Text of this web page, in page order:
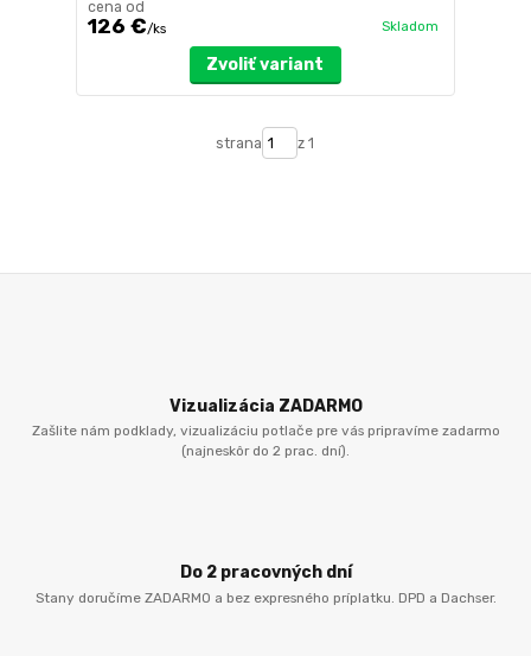
cena od
126 €/ks Skladom
Zvoliť variant
strana z 1
Vizualizácia ZADARMO
Zašlite nám podklady, vizualizáciu potlače pre vás pripravíme zadarmo
(najneskôr do 2 prac. dní).
Do 2 pracovných dní
Stany doručíme ZADARMO a bez expresného príplatku. DPD a Dachser.